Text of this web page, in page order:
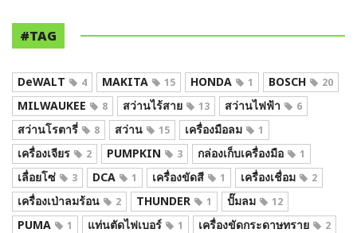
#TAG
DeWALT 4 MAKITA 15 HONDA 1 BOSCH 20
MILWAUKEE 8 สว่านไร้สาย 13 สว่านไฟฟ้า 6
สว่านโรตารี่ 8 สว่าน 15 เครื่องมือลม 1
เครื่องเจียร 2 PUMPKIN 3 กล่องเก็บเครื่องมือ 1
เลื่อยโซ่ 3 DCA 1 เครื่องขัดสี 1 เครื่องเชื่อม 2
เครื่องเป่าลมร้อน 2 THUNDER 1 ปั๊มลม 12
PUMA 1 แท่นตัดไฟเบอร์ 1 เครื่องขัดกระดาษทราย 2